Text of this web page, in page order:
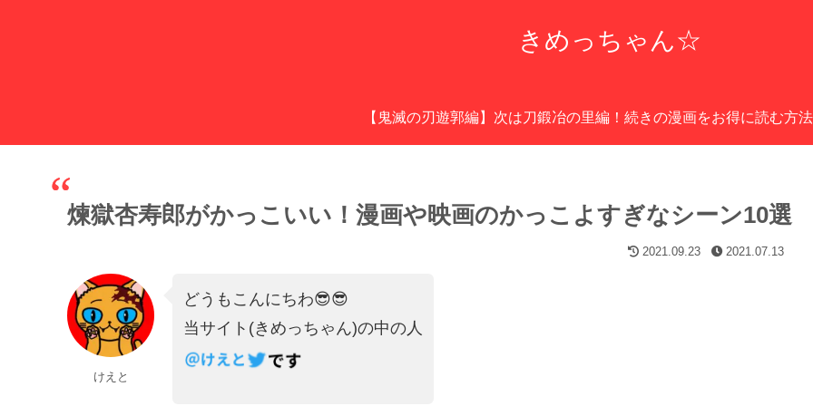
きめっちゃん☆
【鬼滅の刃遊郭編】次は刀鍛冶の里編！続きの漫画をお得に読む方
煉獄杏寿郎がかっこいい！漫画や映画のかっこよすぎなシーン10選
2021.09.23 2021.07.13
けえと
どうもこんにちわ😎😎
当サイト(きめっちゃん)の中の人